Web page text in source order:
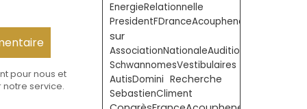
pour nous et
service.
EnergieRelationnelle
PresidentFDranceAcouphenes
sur
AssociationNationaleAudition
SchwannomesVestibulaires
AutisDomini Recherche
SebastienCliment